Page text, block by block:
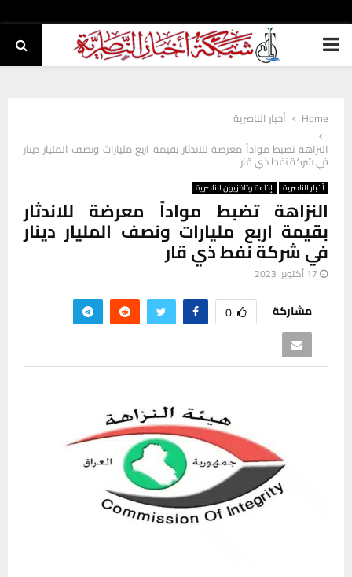
PRIMARY
Home
أخبار الناصرية
النزاهة تضبط مواداً معرضة للاندثار بقيمة اربع مليارات ونصف المليار دينار
في شركة نفط ذي قار
أخبار الناصرية إذاعة وتلفزيون الناصرية
النزاهة تضبط مواداً معرضة للاندثار
بقيمة اربع مليارات ونصف المليار دينار
في شركة نفط ذي قار
17 أكتوبر، 2023
مشاركة 0